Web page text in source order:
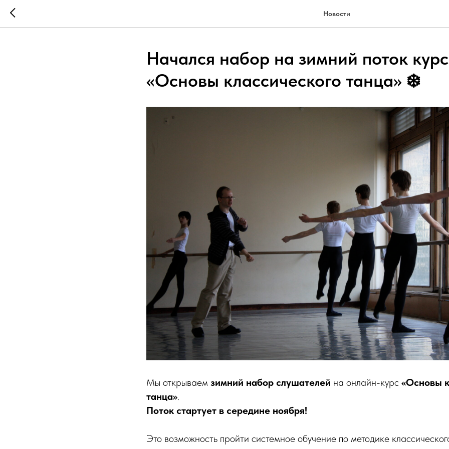
Новости
Начался набор на зимний поток
«Основы классического танца» ❄️
Мы открываем зимний набор слушателей на онлайн-курс «Основы
танца».
Поток стартует в середине ноября!
Это возможность пройти системное обучение по методике